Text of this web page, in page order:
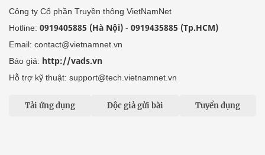
Công ty Cổ phần Truyền thông VietNamNet
Hotline: 0919405885 (Hà Nội) - 0919435885 (Tp.HCM)
Email: contact@vietnamnet.vn
Báo giá: http://vads.vn
Hỗ trợ kỹ thuật: support@tech.vietnamnet.vn
Tải ứng dụng Độc giả gửi bài Tuyển dụng